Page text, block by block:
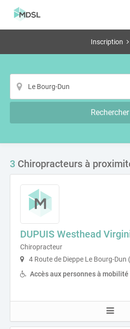
Inscription
Rechercher
3 Chiropracteurs à
DUPUIS Westhead
Chiropracteur
4 Route de Dieppe Le Bourg-Dun
Accès aux personnes à